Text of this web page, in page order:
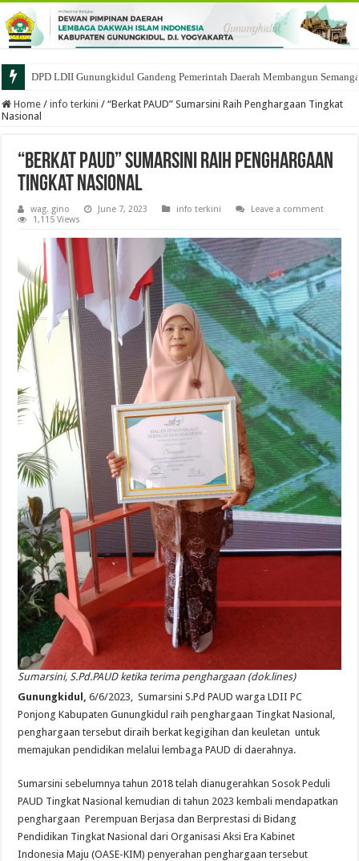
DPD LDII Gunungkidul Gandeng Pemerintah Daerah Membangun
Home / info terkini / “Berkat PAUD” Sumarsini Raih Penghargaan Tingkat
Nasional
“Berkat PAUD” Sumarsini Raih Penghargaan
Tingkat Nasional
wag. gino June 7, 2023 info terkini
Leave a comment
1,115 Views
Sumarsini, S.Pd.PAUD ketika terima penghargaan (dok.lines)
Gunungkidul,
6/6/2023, Sumarsini S.Pd PAUD warga LDII PC
Ponjong Kabupaten Gunungkidul raih penghargaan Tingkat Nasional,
penghargaan tersebut diraih berkat kegigihan dan keuletan untuk
memajukan pendidikan melalui lembaga PAUD di daerahnya.
Sumarsini sebelumnya tahun 2018 telah dianugerahkan Sosok Peduli
PAUD Tingkat Nasional kemudian di tahun 2023 kembali mendapatkan
penghargaan Perempuan Berjasa dan Berprestasi di Bidang
Pendidikan Tingkat Nasional dari Organisasi Aksi Era Kabinet
Indonesia Maju (OASE-KIM) penyerahan penghargaan tersebut